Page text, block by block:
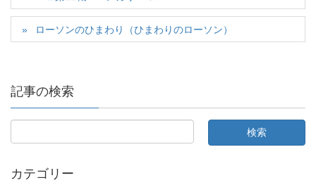
ローソンのひまわり（ひまわりのローソン）
記事の検索
カテゴリー